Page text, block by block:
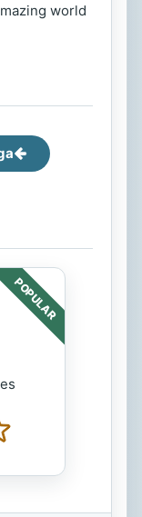
world
POPULAR